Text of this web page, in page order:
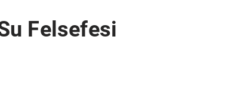
Felsefesi